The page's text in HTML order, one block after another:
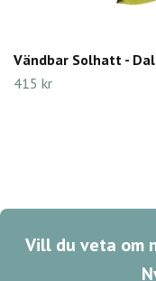
Vändbar Solhatt -
415 kr
Vill du veta om